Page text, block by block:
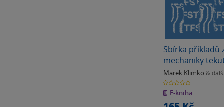
Sbírka příkladů
mechaniky
Marek Klimko &
0.0
z
5
hvězdiček
E-kniha